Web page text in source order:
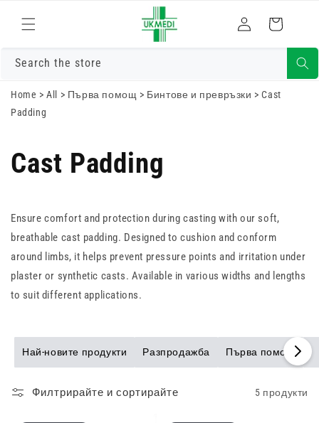
към
съдържанието
Влизам Количка
Search the store
Home >All > Първа помощ > Бинтове и превръзки >Cast
Padding
Cast Padding
Ensure comfort and protection during casting with our soft,
breathable cast padding. Designed to cushion and conform
around limbs, it helps prevent pressure points and irritation under
plaster or synthetic casts. Available in various widths and lengths
to suit different applications.
Най-новите продукти Разпродажба Първа помощ
Филтрирайте и сортирайте 5 продукти